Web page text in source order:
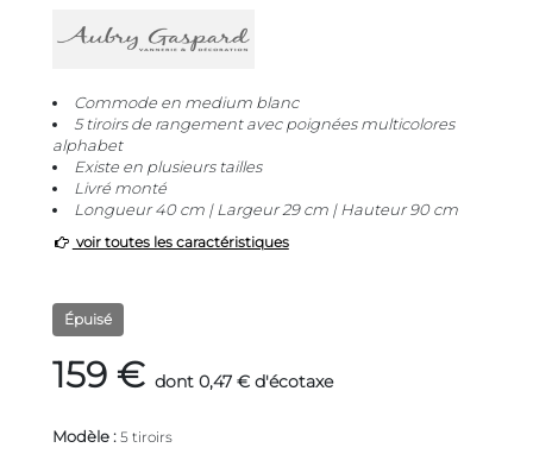
Commode en medium blanc
5 tiroirs de rangement avec poignées multicolores
alphabet
Existe en plusieurs tailles
Livré monté
Longueur 40 cm | Largeur 29 cm | Hauteur 90 cm
voir toutes les caractéristiques
Épuisé
159 € dont 0,47 € d'écotaxe
Modèle : 5 tiroirs